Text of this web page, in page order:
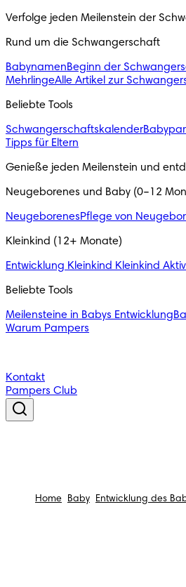
Verfolge jeden Meilenstein der
Rund um die Schwangerschaft
BabynamenBeginn der
MehrlingeAlle Artikel zur
Beliebte Tools
Schwangerschaftskalender
Tipps für Eltern
Genieße jeden Meilenstein und
Neugeborenes und Baby (0–12
NeugeborenesPflege von
Kleinkind (12+ Monate)
Entwicklung Kleinkind Kleinkind
Beliebte Tools
Meilensteine in Babys Entwicklung
Warum Pampers
Kontakt
Pampers Club
Home Baby Entwicklung des